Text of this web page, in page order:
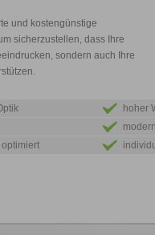
und kostengünstige
sicherzustellen, dass Ihre
sondern auch Ihre
hoher